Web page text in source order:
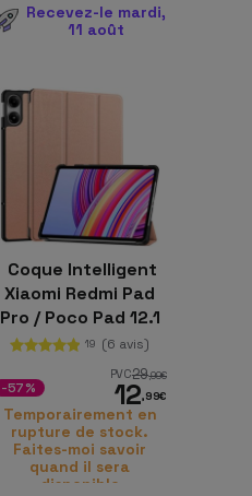
Recevez-le mardi,
11 août
Coque Intelligent
Xiaomi Redmi Pad
Pro / Poco Pad 12.1
avec Support Or
19 (6 avis)
PVC29,99€
12,99€
-57%
Temporairement en
rupture de stock.
Faites-moi savoir
quand il sera
disponible